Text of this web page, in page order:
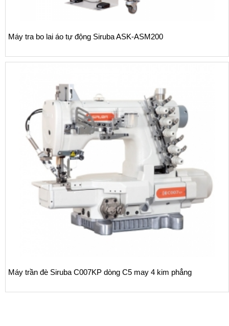
Máy vắt sổ Siruba 700L dòng L9 tra băng vải dệt
Máy trần đè Siruba S007K dòng S1 may thông